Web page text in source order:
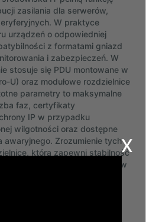
zasilania dla serwerów,
W praktyce
urządzeń o odpowiedniej
z formatami gniazd
i zabezpieczeń. W
stosuje się PDU montowane w
U) oraz modułowe rozdzielnice
parametry to maksymalne
faz, certyfikaty
IP w przypadku
wilgotności oraz dostępne
awaryjnego. Zrozumienie tych
która zapewni stabilność
infrastrukturą energetyczną w
i szafy rack
się od analizy
x